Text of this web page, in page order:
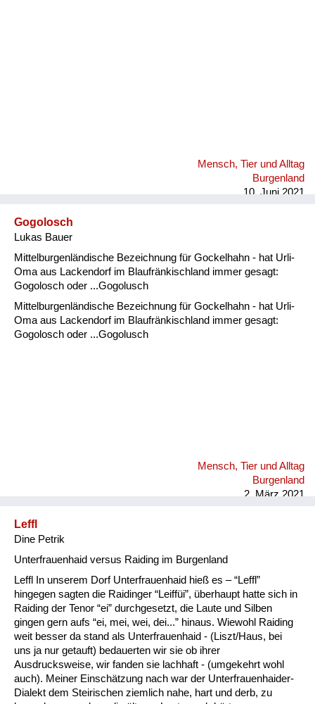
Mensch, Tier und Alltag
Burgenland
10. Juni 2021
Gogolosch
Lukas Bauer
Mittelburgenländische Bezeichnung für Gockelhahn - hat Urli-
Oma aus Lackendorf im Blaufränkischland immer gesagt:
Gogolosch oder ...Gogolusch
Mittelburgenländische Bezeichnung für Gockelhahn - hat Urli-
Oma aus Lackendorf im Blaufränkischland immer gesagt:
Gogolosch oder ...Gogolusch
Mensch, Tier und Alltag
Burgenland
2. März 2021
Leffl
Dine Petrik
Unterfrauenhaid versus Raiding im Burgenland
Leffl In unserem Dorf Unterfrauenhaid hieß es – “Leffl”
hingegen sagten die Raidinger “Leiffüi”, überhaupt hatte sich in
Raiding der Tenor “ei” durchgesetzt, die Laute und Silben
gingen gern aufs “ei, mei, wei, dei...” hinaus. Wiewohl Raiding
weit besser da stand als Unterfrauenhaid - (Liszt/Haus, bei
uns ja nur getauft) bedauerten wir sie ob ihrer
Ausdrucksweise, wir fanden sie lachhaft - (umgekehrt wohl
auch). Meiner Einschätzung nach war der Unterfrauenhaider-
Dialekt dem Steirischen ziemlich nahe, hart und derb, zu